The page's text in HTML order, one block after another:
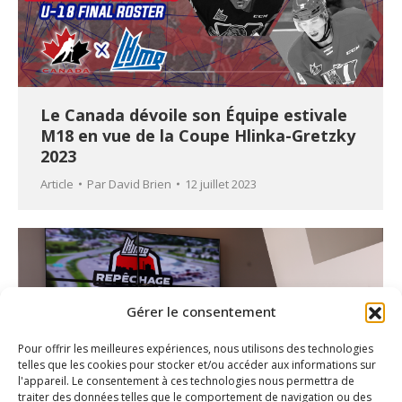
Gérer le consentement
Pour offrir les meilleures expériences, nous utilisons des technologies
telles que les cookies pour stocker et/ou accéder aux informations sur
l'appareil. Le consentement à ces technologies nous permettra de
traiter des données telles que le comportement de navigation ou des
Le Canada dévoile son Équipe estivale
M18 en vue de la Coupe Hlinka-Gretzky
2023
Article Par David Brien 12 juillet 2023